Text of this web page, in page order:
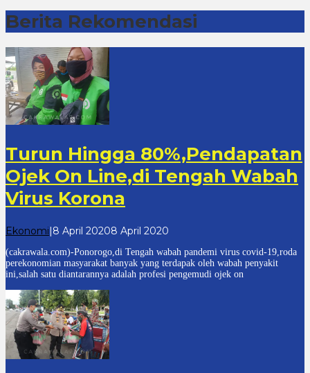
Berita Rekomendasi
Cakrawala7
Turun Hingga 80%,Pendapatan
Ojek On Line,di Tengah Wabah
Virus Korona
Ekonomi|8 April 20208 April 2020
7
(cakrawala.com)-Ponorogo,di Tengah wabah pandemi virus covid-19,roda
perekonomian masyarakat banyak yang terdapak oleh wabah penyakit
ini,salah satu diantarannya adalah profesi pengemudi ojek on